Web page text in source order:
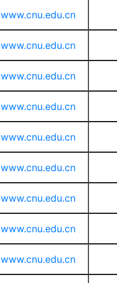
www.cnu.edu.cn
www.cnu.edu.cn
www.cnu.edu.cn
www.cnu.edu.cn
www.cnu.edu.cn
www.cnu.edu.cn
www.cnu.edu.cn
www.cnu.edu.cn
www.cnu.edu.cn